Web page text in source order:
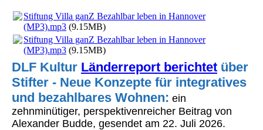
Stiftung Villa ganZ Bezahlbar leben in Hannover
(MP3).mp3 (9.15MB)
Stiftung Villa ganZ Bezahlbar leben in Hannover
(MP3).mp3 (9.15MB)
DLF Kultur Länderreport berichtet über
Stifter - Neue Konzepte für integratives
und bezahlbares Wohnen: ein
zehnminütiger, perspektivenreicher Beitrag von
Alexander Budde, gesendet am 22. Juli 2026.